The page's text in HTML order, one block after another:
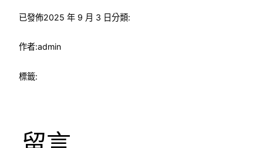
已發佈2025 年 9 月 3 日分類:
作者:admin
標籤: